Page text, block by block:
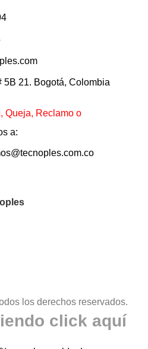
5B 21. Bogotá, Colombia
Queja, Reclamo o
a:
los derechos reservados.
click aquí